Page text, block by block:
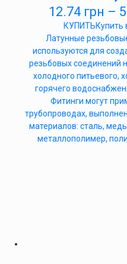
12.74 грн –
КУПИТЬКупить
Латунные
используются для
резьбовых соединений
холодного питьевого,
горячего
Фитинги могут
трубопроводах,
материалов: сталь,
металлополимер,